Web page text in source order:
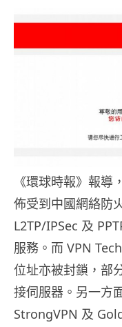
《環球時報》報
佈受到中國網絡防
L2TP/IPSec 及
服務。而 VPN
位址亦被封鎖，部
接伺服器。另一方
StrongVPN 及